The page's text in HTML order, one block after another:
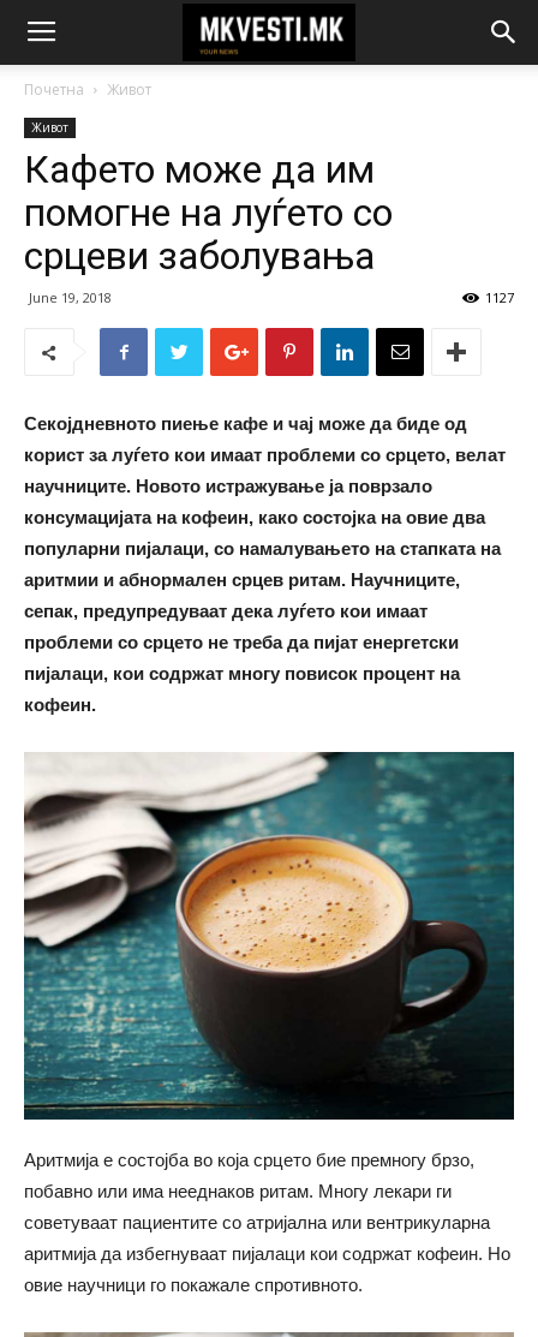
Почетна Живот
Живот
Кафето може да им
помогне на луѓето со
срцеви заболувања
June 19, 2018 1127
Секојдневното пиење кафе и чај може да биде од
корист за луѓето кои имаат проблеми со срцето, велат
научниците. Новото истражување ја поврзало
консумацијата на кофеин, како состојка на овие два
популарни пијалаци, со намалувањето на стапката на
аритмии и абнормален срцев ритам. Научниците,
сепак, предупредуваат дека луѓето кои имаат
проблеми со срцето не треба да пијат енергетски
пијалаци, кои содржат многу повисок процент на
кофеин.
Аритмија е состојба во која срцето бие премногу брзо,
побавно или има нееднаков ритам. Многу лекари ги
советуваат пациентите со атријална или вентрикуларна
аритмија да избегнуваат пијалаци кои содржат кофеин. Но
овие научници го покажале спротивното.